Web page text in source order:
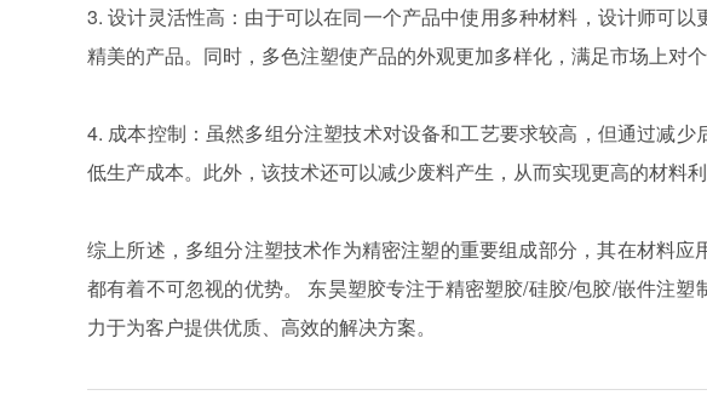
3. 设计灵活性高：由于可以在同一个产品中使用多种材料，设计师可
精美的产品。同时，多色注塑使产品的外观更加多样化，满足市场上对
4. 成本控制：虽然多组分注塑技术对设备和工艺要求较高，但通过减
低生产成本。此外，该技术还可以减少废料产生，从而实现更高的材料利
综上所述，多组分注塑技术作为精密注塑的重要组成部分，其在材料
都有着不可忽视的优势。 东昊塑胶专注于精密塑胶/硅胶/包胶/嵌件注
力于为客户提供优质、高效的解决方案。